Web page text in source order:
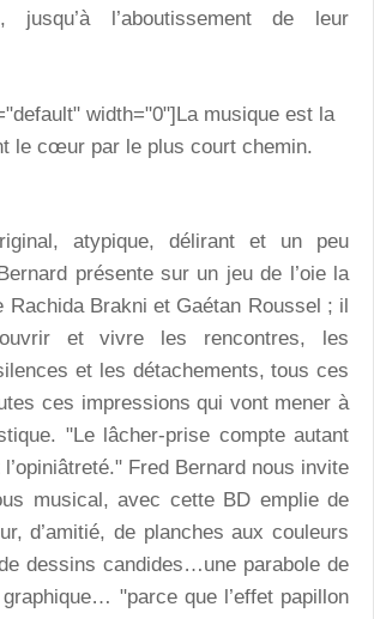
jusqu’à l’aboutissement de leur
width="0"]La musique est la
le cœur par le plus court chemin.
atypique, délirant et un peu
présente sur un jeu de l’oie la
Rachida Brakni et Gaétan Roussel ; il
et vivre les rencontres, les
et les détachements, tous ces
ces impressions qui vont mener à
"Le lâcher-prise compte autant
Fred Bernard nous invite
musical, avec cette BD emplie de
d’amitié, de planches aux couleurs
dessins candides…une parabole de
graphique… "parce que l’effet papillon